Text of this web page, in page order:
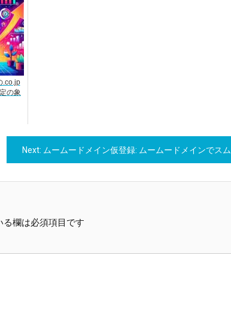
.co.jp
の象
Next: ムームードメイン仮登録: ムームードメインでスムーズなスタートを切りましょう！
る欄は必須項目です